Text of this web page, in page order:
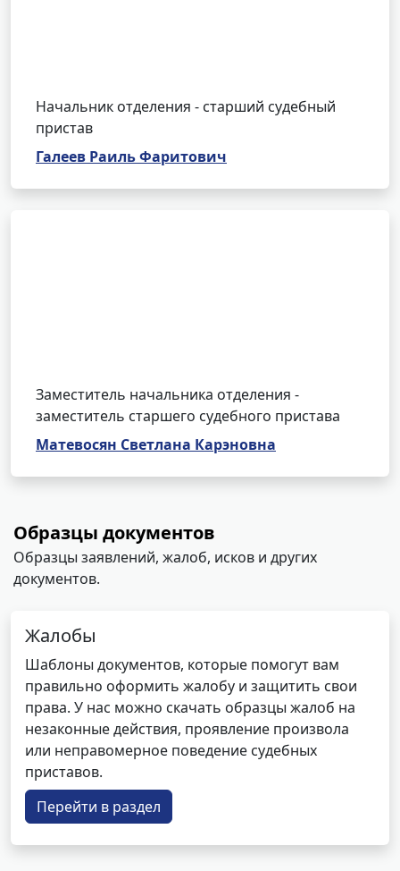
Начальник отделения - старший судебный
пристав
Галеев Раиль Фаритович
Заместитель начальника отделения -
заместитель старшего судебного пристава
Матевосян Светлана Карэновна
Образцы документов
Образцы заявлений, жалоб, исков и других
документов.
Жалобы
Шаблоны документов, которые помогут вам
правильно оформить жалобу и защитить свои
права. У нас можно скачать образцы жалоб на
незаконные действия, проявление произвола
или неправомерное поведение судебных
приставов.
Перейти в раздел